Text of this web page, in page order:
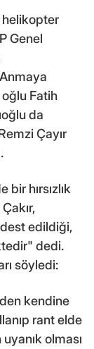
Genel
oğlu Fatih
da
Çayır
bir hırsızlık
edildiği,
dedi.
söyledi:
kendine
rant elde
olması